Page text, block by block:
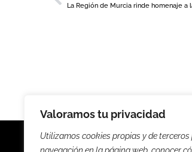
Valoramos tu privacidad
Utilizamos cookies propias y de
La Región de Murcia rinde homenaje a